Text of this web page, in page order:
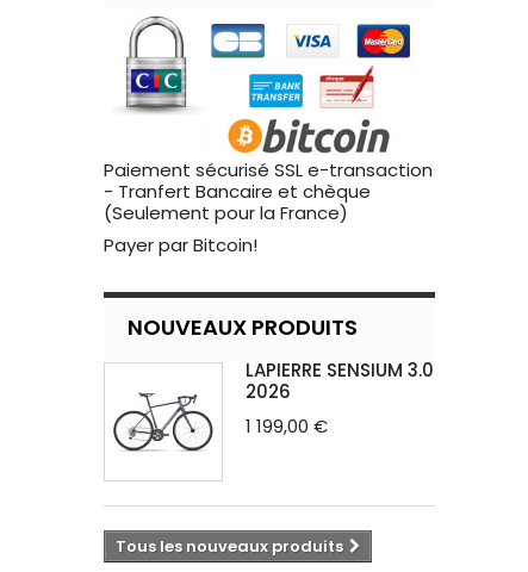
Paiement sécurisé SSL e-transaction
- Tranfert Bancaire et chèque
(Seulement pour la France)
Payer par Bitcoin!
NOUVEAUX PRODUITS
LAPIERRE SENSIUM 3.0
2026
1 199,00 €
Tous les nouveaux produits